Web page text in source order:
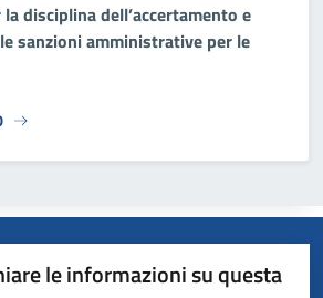
disciplina dell’accertamento e
sanzioni amministrative per le
le informazioni su questa